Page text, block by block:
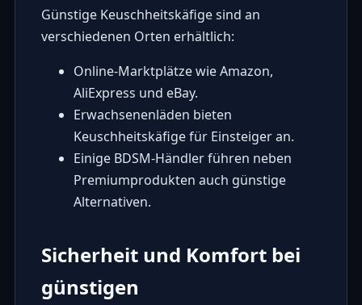
Günstige Keuschheitskäfige sind an
verschiedenen Orten erhältlich:
Online-Marktplätze wieAmazon,
AliExpress und eBay.
Erwachsenenläden bieten
Keuschheitskäfige für Einsteiger an.
Einige BDSM-Händler führen neben
Premiumprodukten auch günstige
Alternativen.
Sicherheit und Komfort bei
günstigen